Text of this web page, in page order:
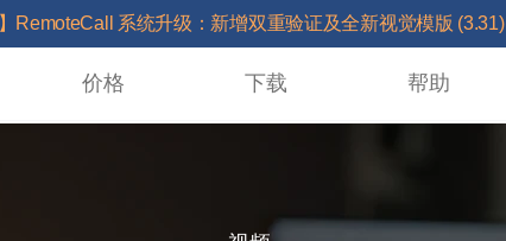
】RemoteCall 系统升级：新增双重验证及全新视觉模版 (3.31)
价格 下载 帮助